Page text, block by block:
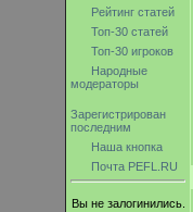
Рейтинг статей
Топ-30 статей
Топ-30 игроков
Народные
модераторы
Зарегистрирован
последним
Наша кнопка
Почта PEFL.RU
Вы не залогинились.